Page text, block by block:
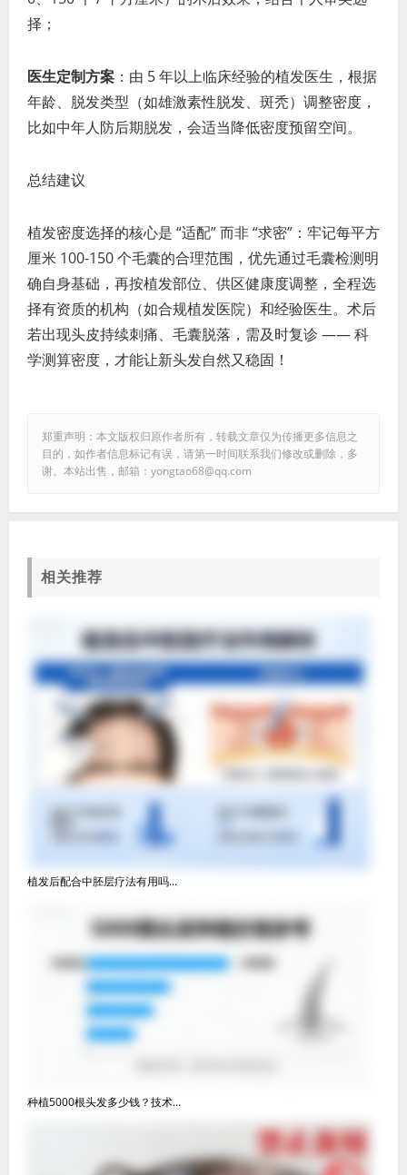
择；
医生定制方案 ：由 5 年以上临床经验的植发医生，根据
年龄、脱发类型（如雄激素性脱发、斑秃）调整密度，
比如中年人防后期脱发，会适当降低密度预留空间。
总结建议
植发密度选择的核心是 “适配” 而非 “求密”：牢记每平方
厘米 100-150 个毛囊的合理范围，优先通过毛囊检测明
确自身基础，再按植发部位、供区健康度调整，全程选
择有资质的机构（如合规植发医院）和经验医生。术后
若出现头皮持续刺痛、毛囊脱落，需及时复诊 —— 科
学测算密度，才能让新头发自然又稳固！
郑重声明：本文版权归原作者所有，转载文章仅为传播更多信息之
目的，如作者信息标记有误，请第一时间联系我们修改或删除，多
谢。本站出售，邮箱：yongtao68@qq.com
相关推荐
植发后配合中胚层疗法有用吗...
种植5000根头发多少钱？技术...